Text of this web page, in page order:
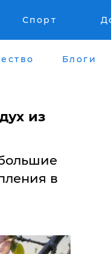
Спорт
Блоги
из
в